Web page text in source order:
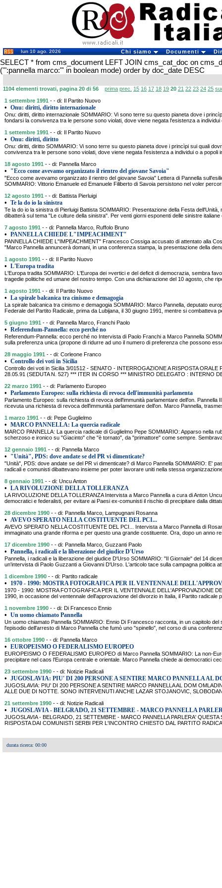
lun 10 ago. 2026 Chi siamo Documenti
SELECT * from cms_document LEFT JOIN cms_cat_doc on
('":pannella marco:"' in boolean mode) order by doc_date DESC
1104 elementi trovati, pagina 20 di 56 prima prec. 15 16 17 18 19 20 21 22 23 24 25
1 settembre 1991 - - di: Il Partito Nuovo
• Onu: diritti, diritto internazionale
Onu: diritti, diritto internazionale SOMMARIO: Vi sono terre su questo pianeta dove i
fondarsi la convivenza tra le persone sono violati, dove viene negata l'esistenza a individui
1 settembre 1991 - - di: Il Partito Nuovo
• Onu: diritti, diritto
Onu: diritti, diritto SOMMARIO: Vi sono terre su questo pianeta dove i princìpi sui quali
convivenza tra le persone sono violati, dove viene negata l'esistenza a individui o a popoli
18 agosto 1991 - - di: Pannella Marco
• "Ecco come avevamo organizzato il rientro del giovane Savoia"
"Ecco come avevamo organizzato il rientro del giovane Savoia" Lettera di Pannella
SOMMARIO: Vittorio Emanuele ed Emanuele Filiberto di Savoia persistono nel voler
12 agosto 1991 - - di: Battista Pierluigi
• Te la do io la sinistra
Te la do io la sinistra di Pierluigi Battista SOMMARIO: Presentazione della Festa dell'Unità,
dibatterà sul tema "Le culture della sinistra". Per venti giorni esponenti delle sinistre italiane
7 agosto 1991 - - di: Pannella Marco, Ruffolo Bruno
• PANNELLA CHIEDE L"IMPEACHMENT"
PANNELLA CHIEDE L"IMPEACHMENT" Francesco Cossiga accusato di attentato alla
"Marco Pannella annuncerà domani, in una conferenza stampa, la presentazione della
1 agosto 1991 - - di: Il Partito Nuovo
• L'Europa tradita
L'Europa tradita SOMMARIO: L'Europa dei »vertici e del deficit di democrazia, sembra
tragedie politiche ed umane del nostro tempo. Con una dichiarazione del 10 agosto, che
1 agosto 1991 - - di: Il Partito Nuovo
• La spirale balcanica tra cinismo e demagogia
La spirale balcanica tra cinismo e demagogia SOMMARIO: Marco Pannella, deputato
Federale del Partito Radicale, prima da Lubijana, il 30 giugno 1991, mentre si combatteva
5 giugno 1991 - - di: Pannella Marco, Franchi Paolo
• Referendum-Pannella: ecco perché no
Referendum-Pannella: ecco perché no Intervista di Paolo Franchi a Marco Pannella
sulla preferenza unica (propone di ridurre ad uno il numero di preferenza che possono
28 maggio 1991 - - di: Corleone Franco
• Controllo dei voti in Sicilia
Controllo dei voti in Sicilia 3/01512 - SENATO - INTERROGAZIONE A RISPOSTA ORALE
28.05.91 (SEDUTA N. 527) *** ITER IN CORSO *** MINISTRO DELEGATO : INTERNO
22 marzo 1991 - - di: Parlamento Europeo
• Parlamento Europeo: sulla richiesta di revoca dell'immunità parlamenta
Parlamento Europeo: sulla richiesta di revoca dell'immunità parlamentare dell'on. Pannella
ricevuta una richiesta di revoca dell'immunità parlamentare dell'on. Marco Pannella,
1 marzo 1991 - - di: Pepe Guglielmo
• MARCO PANNELLA: La quercia radicale
MARCO PANNELLA: La quercia radicale di Guglielmo Pepe SOMMARIO: Apparso nella
scherzoso e ironico su "Giacinto" che "è tornato", da "primattore" come sempre.
12 gennaio 1991 - - di: Pannella Marco
• "Unità", PDS: dove andate se del PR vi dimenticate?
"Unità", PDS: dove andate se del PR vi dimenticate? di Marco Pannella SOMMARIO: E'
radicali e comunisti dibattevano insieme per poter lavorare uniti nella stessa
8 gennaio 1991 - - di: Uncu Anton
• LA RIVOLUZIONE DELLA TOLLERANZA
LA RIVOLUZIONE DELLA TOLLERANZA Intervista a Marco Pannella a cura di Anton
democratici e federalisti, per evitare ai Paesi ex-comunisti il rischio di precipitare dalla
28 dicembre 1990 - - di: Pannella Marco, Lampugnani Rosanna
• AVEVO SPERATO NELLA COSTITUENTE DEL PCI...
AVEVO SPERATO NELLA COSTITUENTE DEL PCI... Intervista a Marco Pannella di
immaginato una grande riforma e per questo una grande costituente. Ora, dopo un anno
17 dicembre 1990 - - di: Pannella Marco, Guzzanti Paolo
• Pannella, i radicali e la liberazione del giudice D'Urso
Pannella, i radicali e la liberazione del giudice D'Urso SOMMARIO: "Il Giornale" del 14
un'intervista di Paolo Guzzanti a Giovanni D'Urso. L'articolo tace sulla campagna politica
1 dicembre 1990 - - di: Partito radicale
• 1970 - 1990: MOSTRA FOTOGRAFICA PER IL VENTENNALE
1970 - 1990: MOSTRA FOTOGRAFICA PER IL VENTENNALE DELL'APPROVAZIONE
1990, in occasione del ventennale dell'approvazione del divorzio in Italia, il Partito radicale
1 novembre 1990 - - di: Di Francesco Ennio
• Un uomo chiamato Pannella
Un uomo chiamato Pannella SOMMARIO: Ennio Di Francesco racconta, in un capitolo del
l'episodio dell'arresto di Marco Pannella che fumò uno "spinello", nel corso di una
16 ottobre 1990 - - di: Pannella Marco
• EUROPEISMO O FEDERALISMO EUROPEO
EUROPEISMO O FEDERALISMO EUROPEO di Marco Pannella SOMMARIO: La non-
precipitare nel caos l'Europa centrale e orientale. Marco Pannella chiede ai democratici
23 settembre 1990 - - di: Notizie Radicali
• JUGOSLAVIA: PIU' DI 200 PERSONE A SENTIRE MARCO PANNELLA AL
JUGOSLAVIA: PIU' DI 200 PERSONE A SENTIRE MARCO PANNELLA AL DOM
ALLE DUE DI NOTTE. SONO INTERVENUTI ANCHE LAZAR STOJANOVIC,
21 settembre 1990 - - di: Notizie Radicali
• JUGOSLAVIA - BELGRADO, 21 SETTEMBRE - MARCO PANNELLA
JUGOSLAVIA - BELGRADO, 21 SETTEMBRE - MARCO PANNELLA PARLERA'
RISPOSTA DAI COMUNISTI SERBI PER L'INCONTRO CHIESTO DAL PARTITO
durata ricerca: 00:00